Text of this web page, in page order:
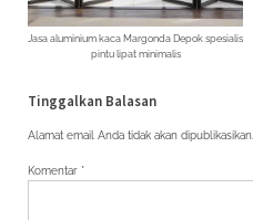
Jasa aluminium kaca Margonda Depok spesialis
pintu lipat minimalis
Tinggalkan Balasan
Alamat email Anda tidak akan dipublikasikan.
Komentar *